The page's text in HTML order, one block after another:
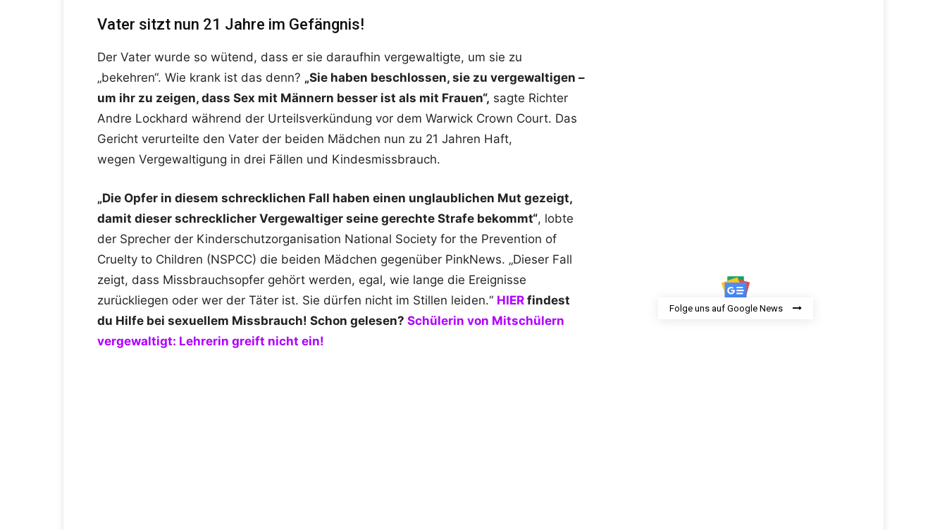
Vater sitzt nun 21 Jahre im Gefängnis!
Der Vater wurde so wütend, dass er sie daraufhin vergewaltigte, um sie zu
„bekehren“. Wie krank ist das denn? „Sie haben beschlossen, sie zu vergewaltigen –
um ihr zu zeigen, dass Sex mit Männern besser ist als mit Frauen“, sagte Richter
Andre Lockhard während der Urteilsverkündung vor dem Warwick Crown Court. Das
Gericht verurteilte den Vater der beiden Mädchen nun zu 21 Jahren Haft,
wegen Vergewaltigung in drei Fällen und Kindesmissbrauch.
„Die Opfer in diesem schrecklichen Fall haben einen unglaublichen Mut gezeigt,
damit dieser schrecklicher Vergewaltiger seine gerechte Strafe bekommt“, lobte
der Sprecher der Kinderschutzorganisation National Society for the Prevention of
Cruelty to Children (NSPCC) die beiden Mädchen gegenüber PinkNews. „Dieser Fall
zeigt, dass Missbrauchsopfer gehört werden, egal, wie lange die Ereignisse
zurückliegen oder wer der Täter ist. Sie dürfen nicht im Stillen leiden.“ HIER findest
du Hilfe bei sexuellem Missbrauch! Schon gelesen? Schülerin von Mitschülern
vergewaltigt: Lehrerin greift nicht ein!
Folge uns auf Google News